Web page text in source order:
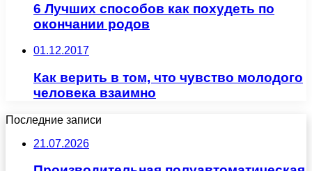
6 Лучших способов как похудеть по
окончании родов
01.12.2017
Как верить в том, что чувство молодого
человека взаимно
Последние записи
21.07.2026